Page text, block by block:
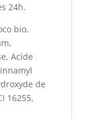
24h.
bio,
Acide
de
16255,